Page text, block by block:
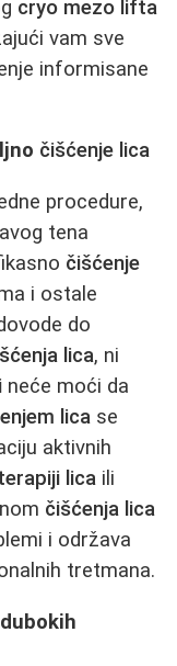
cryo mezo lifta
vam sve
informisane
čišćenje lica
procedure,
tena
čišćenje
i ostale
do
lica, ni
neće moći da
lica se
aktivnih
lica ili
čišćenja lica
i održava
tretmana.